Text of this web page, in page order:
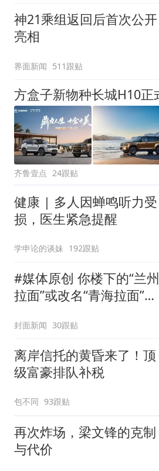
神21乘组返回后首次公开
亮相
界面新闻 511跟贴
齐鲁壹点 24跟贴
健康 | 多人因蝉鸣听力受
损，医生紧急提醒
学申论的谈妹 192跟贴
#媒体原创 你楼下的“兰州
拉面”或改名“青海拉面”，
海人开的，天津72家面馆
已集体更换招牌
封面新闻 30跟贴
离岸信托的黄昏来了！顶
级富豪排队补税
包不同 93跟贴
再次炸场，梁文锋的克制
与代价